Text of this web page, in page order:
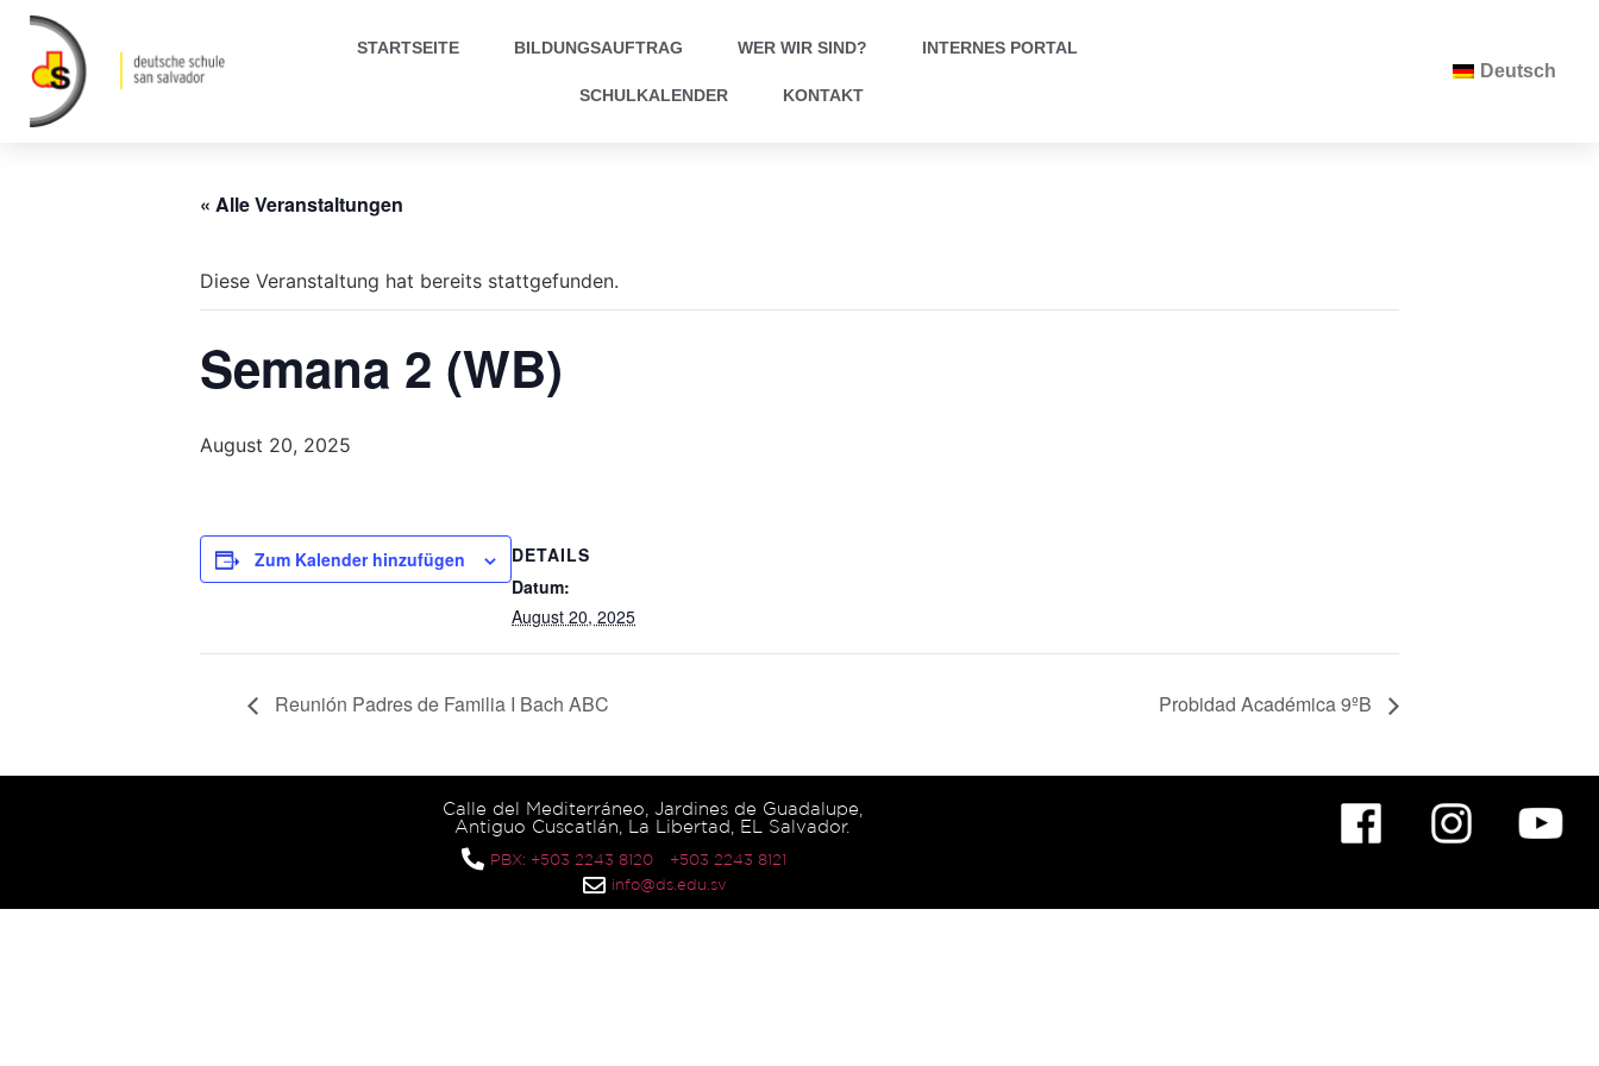
STARTSEITE BILDUNGSAUFTRAG WER WIR SIND? INTERNES PORTAL
SCHULKALENDER KONTAKT
Deutsch
« Alle Veranstaltungen
Diese Veranstaltung hat bereits stattgefunden.
Semana 2 (WB)
August 20, 2025
Zum Kalender hinzufügen
DETAILS
Datum:
August 20, 2025
Reunión Padres de Familia I Bach ABC Probidad Académica 9ºB
Calle del Mediterráneo, Jardines de Guadalupe,
Antiguo Cuscatlán, La Libertad, EL Salvador.
PBX: +503 2243 8120
+503 2243 8121
info@ds.edu.sv